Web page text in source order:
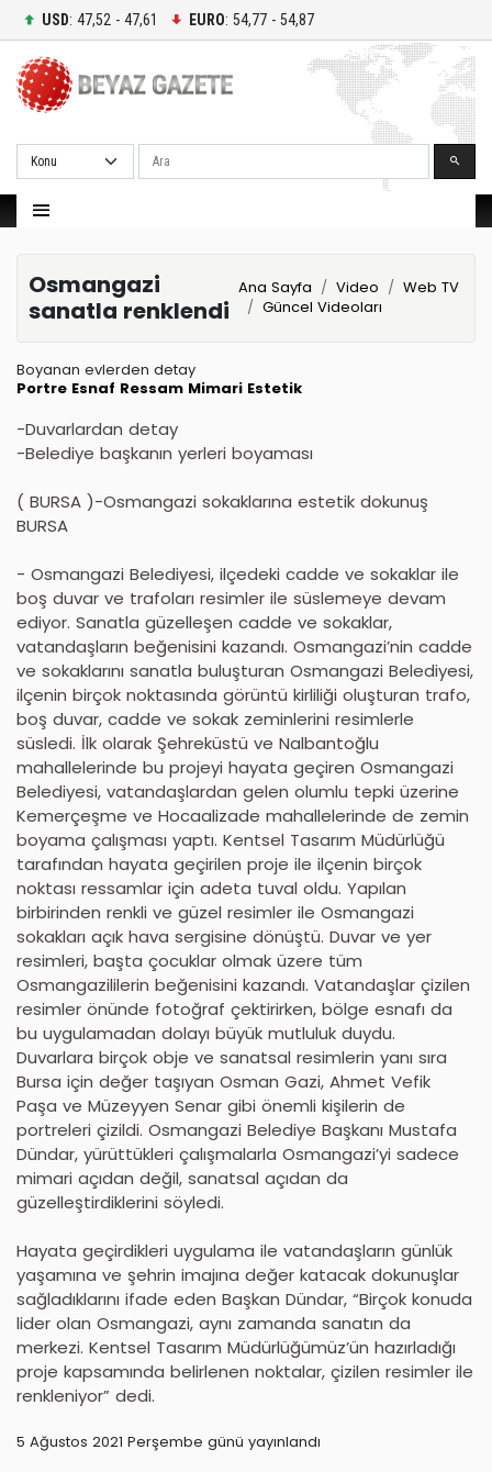
USD: 47,52 - 47,61 EURO: 54,77 - 54,87
Ara
Osmangazi
sanatla renklendi
Ana Sayfa Video
Web TV
Güncel Videoları
Boyanan evlerden detay
Portre Esnaf Ressam Mimari Estetik
-Duvarlardan detay
-Belediye başkanın yerleri boyaması
( BURSA )-Osmangazi sokaklarına estetik dokunuş
BURSA
- Osmangazi Belediyesi, ilçedeki cadde ve sokaklar ile
boş duvar ve trafoları resimler ile süslemeye devam
ediyor. Sanatla güzelleşen cadde ve sokaklar,
vatandaşların beğenisini kazandı. Osmangazi’nin cadde
ve sokaklarını sanatla buluşturan Osmangazi Belediyesi,
ilçenin birçok noktasında görüntü kirliliği oluşturan trafo,
boş duvar, cadde ve sokak zeminlerini resimlerle
süsledi. İlk olarak Şehreküstü ve Nalbantoğlu
mahallelerinde bu projeyi hayata geçiren Osmangazi
Belediyesi, vatandaşlardan gelen olumlu tepki üzerine
Kemerçeşme ve Hocaalizade mahallelerinde de zemin
boyama çalışması yaptı. Kentsel Tasarım Müdürlüğü
tarafından hayata geçirilen proje ile ilçenin birçok
noktası ressamlar için adeta tuval oldu. Yapılan
birbirinden renkli ve güzel resimler ile Osmangazi
sokakları açık hava sergisine dönüştü. Duvar ve yer
resimleri, başta çocuklar olmak üzere tüm
Osmangazililerin beğenisini kazandı. Vatandaşlar çizilen
resimler önünde fotoğraf çektirirken, bölge esnafı da
bu uygulamadan dolayı büyük mutluluk duydu.
Duvarlara birçok obje ve sanatsal resimlerin yanı sıra
Bursa için değer taşıyan Osman Gazi, Ahmet Vefik
Paşa ve Müzeyyen Senar gibi önemli kişilerin de
portreleri çizildi. Osmangazi Belediye Başkanı Mustafa
Dündar, yürüttükleri çalışmalarla Osmangazi’yi sadece
mimari açıdan değil, sanatsal açıdan da
güzelleştirdiklerini söyledi.
Hayata geçirdikleri uygulama ile vatandaşların günlük
yaşamına ve şehrin imajına değer katacak dokunuşlar
sağladıklarını ifade eden Başkan Dündar, “Birçok konuda
lider olan Osmangazi, aynı zamanda sanatın da
merkezi. Kentsel Tasarım Müdürlüğümüz’ün hazırladığı
proje kapsamında belirlenen noktalar, çizilen resimler ile
renkleniyor” dedi.
5 Ağustos 2021 Perşembe günü yayınlandı